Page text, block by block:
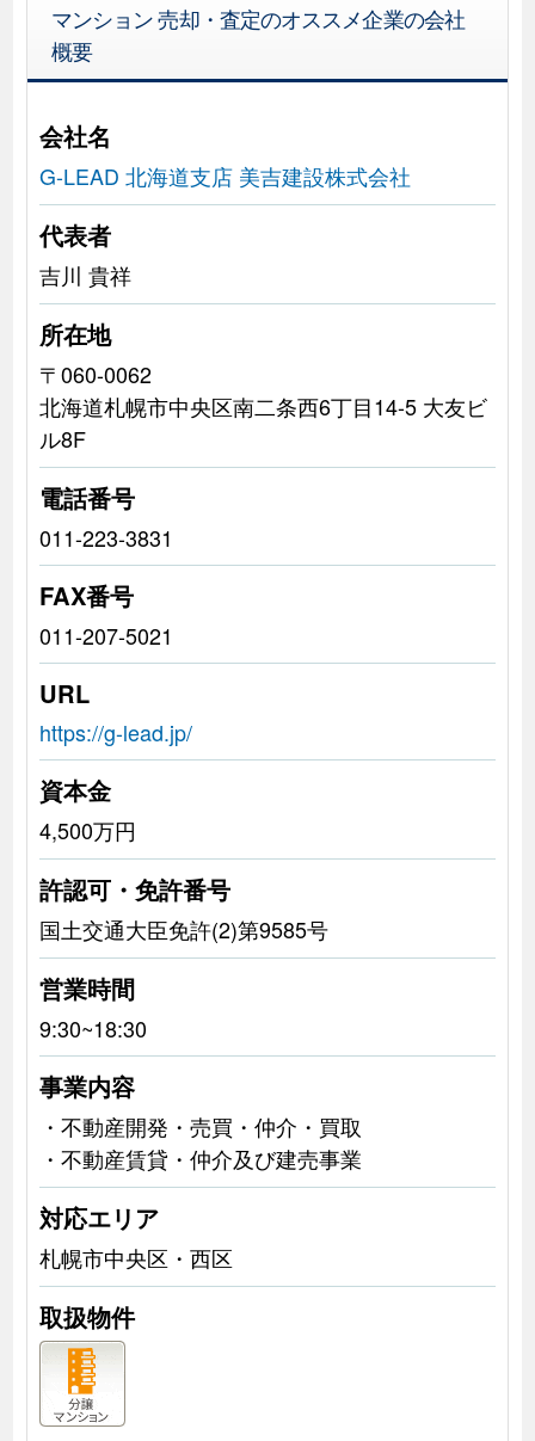
マンション 売却・査定のオススメ企業の会社
概要
会社名
G-LEAD 北海道支店 美吉建設株式会社
代表者
吉川 貴祥
所在地
〒060-0062
北海道札幌市中央区南二条西6丁目14-5 大友ビ
ル8F
電話番号
011-223-3831
FAX番号
011-207-5021
URL
https://g-lead.jp/
資本金
4,500万円
許認可・免許番号
国土交通大臣免許(2)第9585号
営業時間
9:30~18:30
事業内容
・不動産開発・売買・仲介・買取
・不動産賃貸・仲介及び建売事業
対応エリア
札幌市中央区・西区
取扱物件